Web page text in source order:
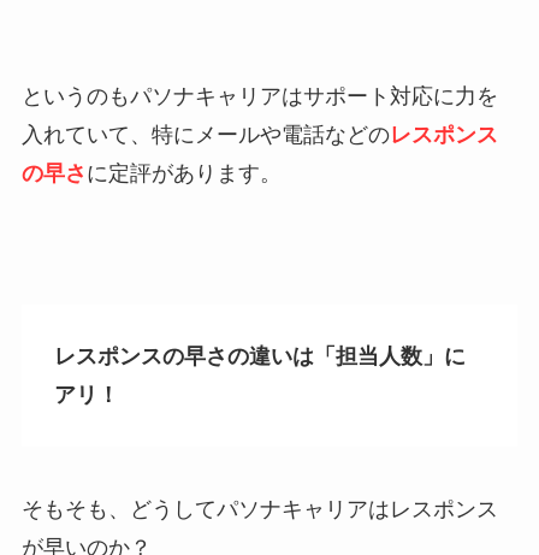
というのもパソナキャリアはサポート対応に力を
入れていて、特にメールや電話などのレスポンス
の早さ に定評があります。
レスポンスの早さの違いは「担当人数」に
アリ！
そもそも、どうしてパソナキャリアはレスポンス
が早いのか？